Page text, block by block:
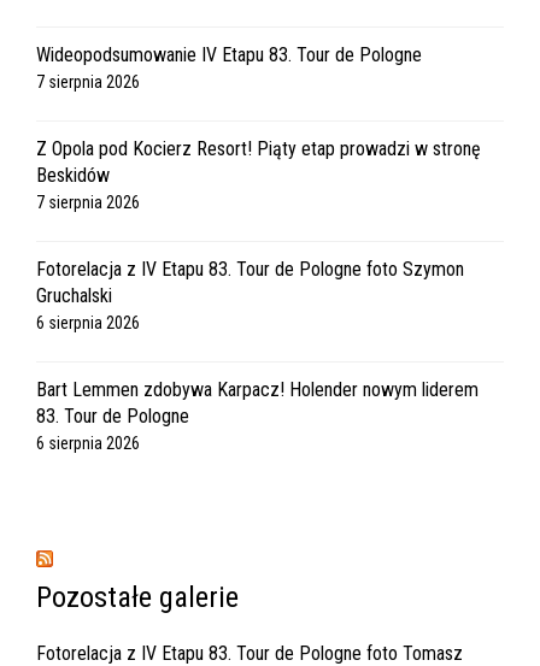
Wideopodsumowanie IV Etapu 83. Tour de Pologne
7 sierpnia 2026
Z Opola pod Kocierz Resort! Piąty etap prowadzi w stronę
Beskidów
7 sierpnia 2026
Fotorelacja z IV Etapu 83. Tour de Pologne foto Szymon
Gruchalski
6 sierpnia 2026
Bart Lemmen zdobywa Karpacz! Holender nowym liderem
83. Tour de Pologne
6 sierpnia 2026
Pozostałe galerie
Fotorelacja z IV Etapu 83. Tour de Pologne foto Tomasz